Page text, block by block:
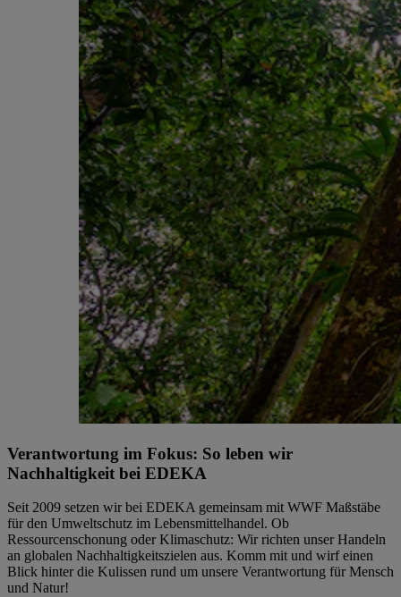
Verantwortung im Fokus: So leben wir
Nachhaltigkeit bei EDEKA
Seit 2009 setzen wir bei EDEKA gemeinsam mit WWF Maßstäbe
für den Umweltschutz im Lebensmittelhandel. Ob
Ressourcenschonung oder Klimaschutz: Wir richten unser Handeln
an globalen Nachhaltigkeitszielen aus. Komm mit und wirf einen
Blick hinter die Kulissen rund um unsere Verantwortung für Mensch
und Natur!